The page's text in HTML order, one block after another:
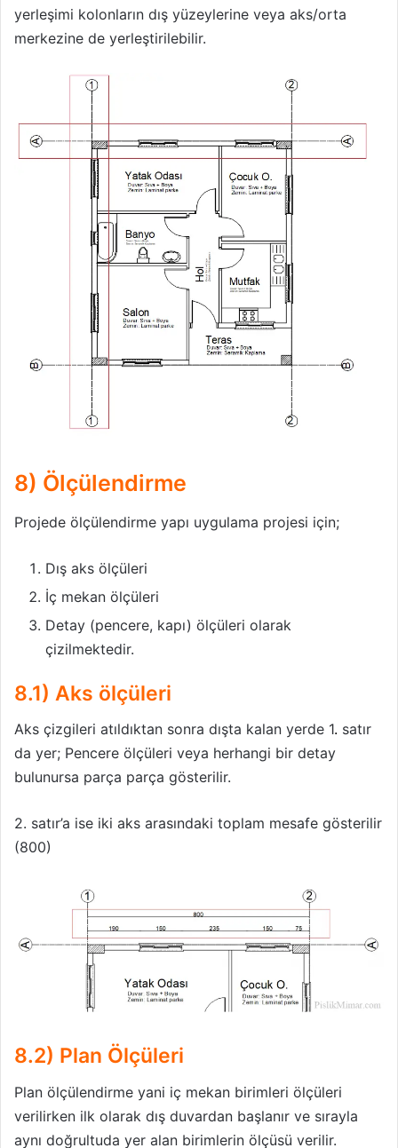
yerleşimi kolonların dış yüzeylerine veya aks/orta
merkezine de yerleştirilebilir.
8) Ölçülendirme
Projede ölçülendirme yapı uygulama projesi için;
Dış aks ölçüleri
İç mekan ölçüleri
Detay (pencere, kapı) ölçüleri olarak
çizilmektedir.
8.1) Aks ölçüleri
Aks çizgileri atıldıktan sonra dışta kalan yerde 1. satır
da yer; Pencere ölçüleri veya herhangi bir detay
bulunursa parça parça gösterilir.
2. satır’a ise iki aks arasındaki toplam mesafe gösterilir
(800)
8.2) Plan Ölçüleri
Plan ölçülendirme yani iç mekan birimleri ölçüleri
verilirken ilk olarak dış duvardan başlanır ve sırayla
aynı doğrultuda yer alan birimlerin ölçüsü verilir.